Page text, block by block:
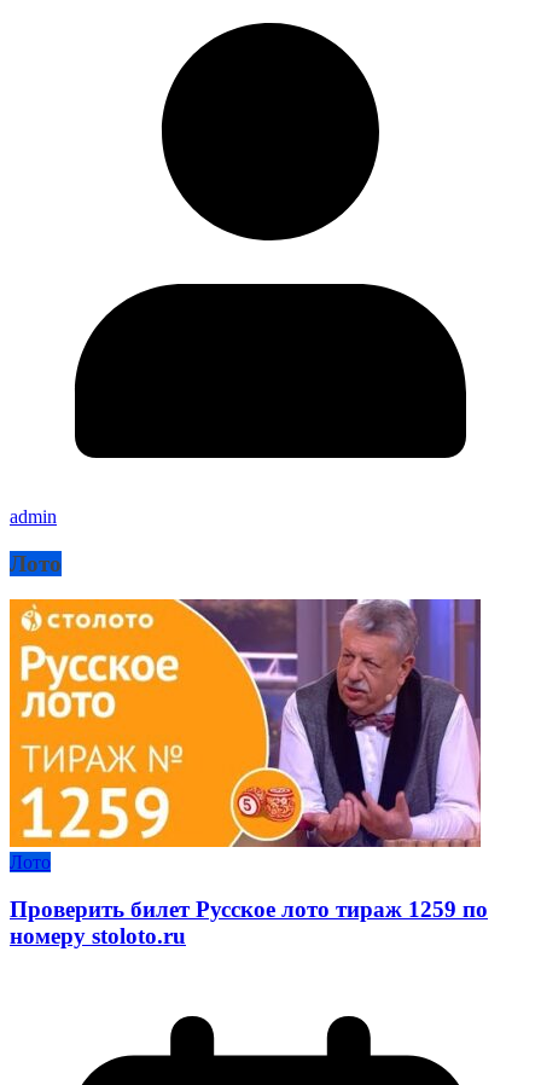
admin
Лото
Лото
Проверить билет Русское лото тираж 1259 по
номеру stoloto.ru